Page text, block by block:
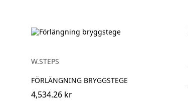
W.STEPS
FÖRLÄNGNING BRYGGSTEGE
4,534.26 kr